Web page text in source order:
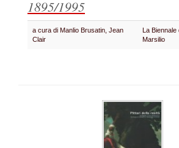
1895/1995
a cura di Manlio Brusatin, Jean
Clair
La Biennale
Marsilio